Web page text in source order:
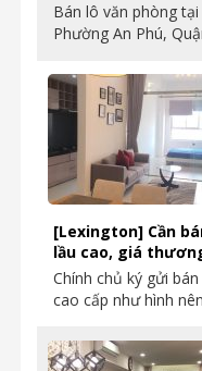
Bán lô văn phòng
Phường An Phú,
[Lexington] Cần
lầu cao, giá
Chính chủ ký gửi
cao cấp như hình